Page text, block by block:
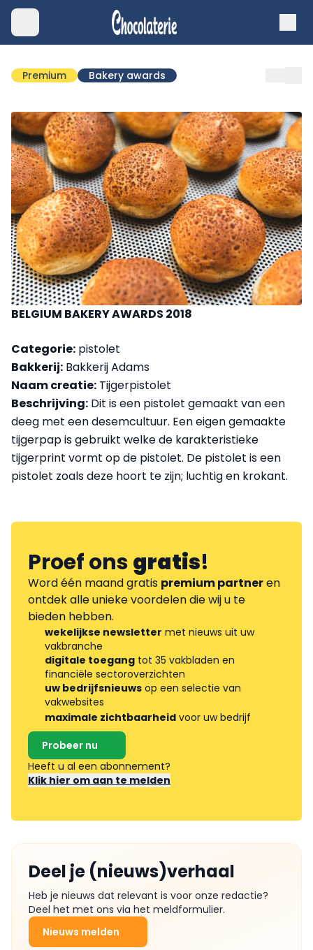
Premium Bakery awards
BELGIUM BAKERY AWARDS 2018
Categorie: pistolet
Bakkerij: Bakkerij Adams
Naam creatie: Tijgerpistolet
Beschrijving: Dit is een pistolet gemaakt van een
deeg met een desemcultuur. Een eigen gemaakte
tijgerpap is gebruikt welke de karakteristieke
tijgerprint vormt op de pistolet. De pistolet is een
pistolet zoals deze hoort te zijn; luchtig en krokant.
Proef onsgratis!
Word één maand gratis premium partneren
ontdek alle unieke voordelen die wij u te
bieden hebben.
wekelijkse newsletter met nieuws uit uw
vakbranche
digitale toegang tot 35 vakbladen en
financiële sectoroverzichten
uw bedrijfsnieuws op een selectie van
vakwebsites
maximale zichtbaarheid voor uw bedrijf
Probeer nu
Heeft u al een abonnement?
Klik hier om aan te melden
Deel je (nieuws)verhaal
Heb je nieuws dat relevant is voor onze redactie?
Deel het met ons via het meldformulier.
Nieuws melden